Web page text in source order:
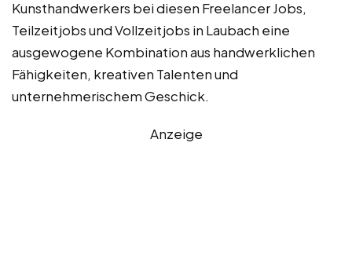
Kunsthandwerkers bei diesen Freelancer Jobs,
Teilzeitjobs und Vollzeitjobs in Laubach eine
ausgewogene Kombination aus handwerklichen
Fähigkeiten, kreativen Talenten und
unternehmerischem Geschick.
Anzeige